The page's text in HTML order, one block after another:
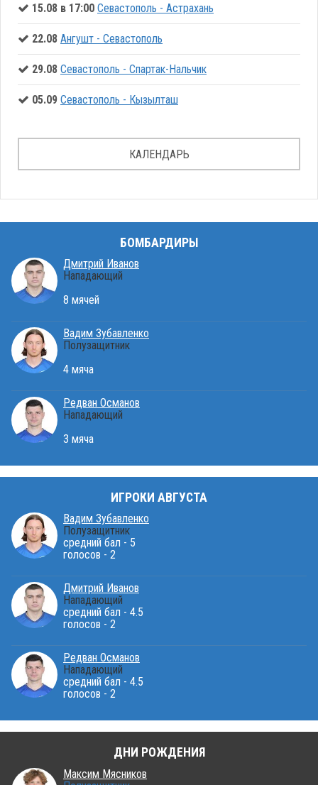
15.08 в 17:00 Севастополь - Астрахань
22.08 Ангушт - Севастополь
29.08 Севастополь - Спартак-Нальчик
05.09 Севастополь - Кызылташ
КАЛЕНДАРЬ
БОМБАРДИРЫ
Дмитрий Иванов
Нападающий
8 мячей
Вадим Зубавленко
Полузащитник
4 мяча
Редван Османов
Нападающий
3 мяча
ИГРОКИ АВГУСТА
Вадим Зубавленко
Полузащитник
средний бал - 5
голосов - 2
Дмитрий Иванов
Нападающий
средний бал - 4.5
голосов - 2
Редван Османов
Нападающий
средний бал - 4.5
голосов - 2
ДНИ РОЖДЕНИЯ
Максим Мясников